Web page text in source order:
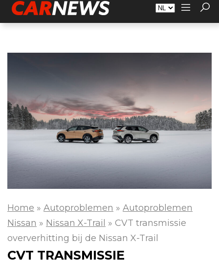
Adverteren Over Carnews.nl Contact
Home » Autoproblemen » Autoproblemen
Nissan » Nissan X-Trail » CVT transmissie
oververhitting bij de Nissan X-Trail
CVT TRANSMISSIE